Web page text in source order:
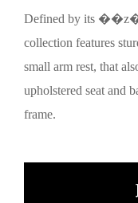
Defined by its
collection features
small arm rest, that
upholstered seat and
frame.